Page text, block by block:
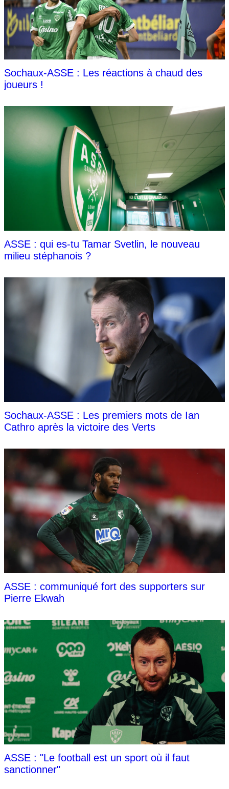
Sochaux-ASSE : Les réactions à chaud des
joueurs !
ASSE : qui es-tu Tamar Svetlin, le nouveau
milieu stéphanois ?
Sochaux-ASSE : Les premiers mots de Ian
Cathro après la victoire des Verts
ASSE : communiqué fort des supporters sur
Pierre Ekwah
ASSE : "Le football est un sport où il faut
sanctionner"